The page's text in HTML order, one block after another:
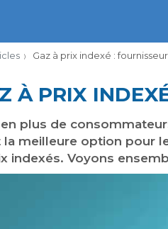
Gaz à prix indexé :
À PRIX
en plus de
meilleure option pour
indexés. Voyons